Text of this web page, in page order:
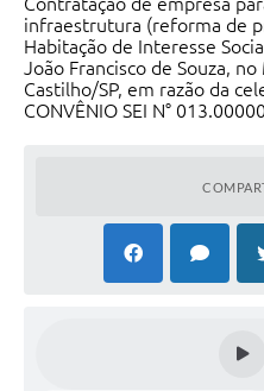
infraestrutura (reforma de
Habitação de Interesse
João Francisco de Souza,
Castilho/SP, em razão da
CONVÊNIO SEI N°